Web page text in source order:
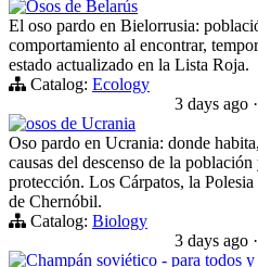
Osos de Belarús
El oso pardo en Bielorrusia:
comportamiento al encontrar,
estado actualizado en la Lista Roja.
Catalog: Ecology
3 days ago ·
osos de Ucrania
Oso pardo en Ucrania: donde
causas del descenso de la
protección. Los Cárpatos, la
de Chernóbil.
Catalog: Biology
3 days ago ·
Champán soviético - para todos